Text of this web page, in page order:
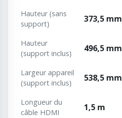
Hauteur (sans
support)
373,5 mm
Hauteur
(support inclus)
496,5 mm
Largeur appareil
(support inclus)
538,5 mm
Longueur du
câble HDMI
1,5 m